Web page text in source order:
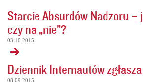
Starcie Absurdów Nadzoru –
czy na „nie”?
03.10.2015
Dziennik Internautów
08.09.2015